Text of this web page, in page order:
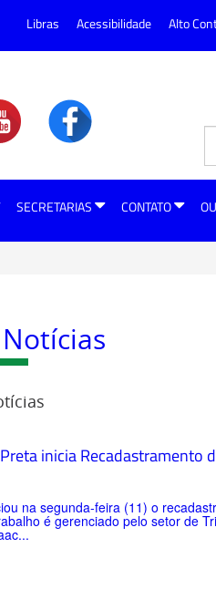
Libras Acessibilidade Alto
SECRETARIAS CONTATO
inicia Recadastramento
na segunda-feira (11) o
é gerenciado pelo setor de